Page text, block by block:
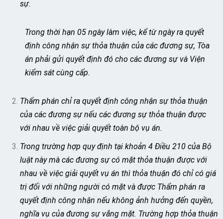
sự.
Trong thời hạn 05 ngày làm việc, kể từ ngày ra quyết
định công nhận sự thỏa thuận của các đương sự, Tòa
án phải gửi quyết định đó cho các đương sự và Viện
kiểm sát cùng cấp.
Thẩm phán chỉ ra quyết định công nhận sự thỏa thuận
của các đương sự nếu các đương sự thỏa thuận được
với nhau về việc giải quyết toàn bộ vụ án.
Trong trường hợp quy định tại khoản 4 Điều 210 của Bộ
luật này mà các đương sự có mặt thỏa thuận được với
nhau về việc giải quyết vụ án thì thỏa thuận đó chỉ có giá
trị đối với những người có mặt và được Thẩm phán ra
quyết định công nhận nếu không ảnh hưởng đến quyền,
nghĩa vụ của đương sự vắng mặt. Trường hợp thỏa thuận